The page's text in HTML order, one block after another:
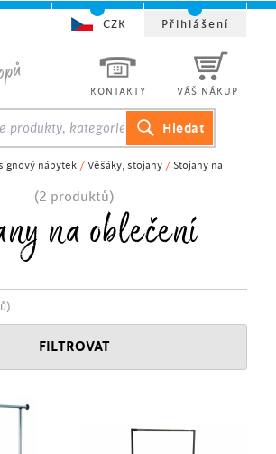
nábytek / Věšáky, stojany / Stojany na
(2 produktů)
na oblečení
FILTROVAT
KONTAKTY VÁŠ NÁKUP
CZK Přihlášení